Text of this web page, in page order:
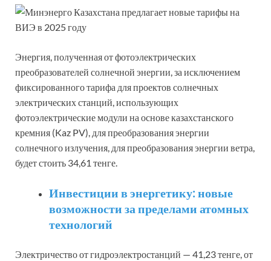
Энергия, полученная от фотоэлектрических
преобразователей солнечной энергии, за исключением
фиксированного тарифа для проектов солнечных
электрических станций, использующих
фотоэлектрические модули на основе казахстанского
кремния (Kaz PV), для преобразования энергии
солнечного излучения, для преобразования энергии ветра,
будет стоить 34,61 тенге.
Инвестиции в энергетику: новые
возможности за пределами атомных
технологий
Электричество от гидроэлектростанций — 41,23 тенге, от